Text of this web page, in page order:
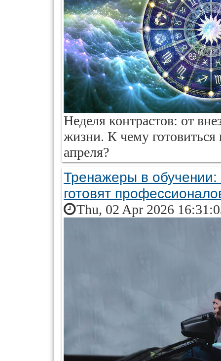
Неделя контрастов: от
жизни. К чему готовиться
апреля?
Тренажеры в обучении:
готовят
Thu, 02 Apr 2026